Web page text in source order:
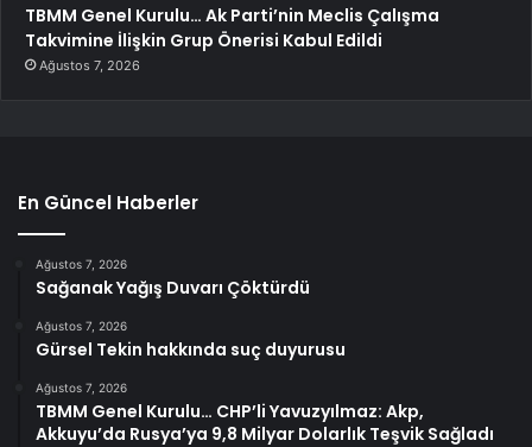
TBMM Genel Kurulu… Ak Parti’nin Meclis Çalışma
Takvimine İlişkin Grup Önerisi Kabul Edildi
Ağustos 7, 2026
En Güncel Haberler
Ağustos 7, 2026
Sağanak Yağış Duvarı Çöktürdü
Ağustos 7, 2026
Gürsel Tekin hakkında suç duyurusu
Ağustos 7, 2026
TBMM Genel Kurulu… CHP’li Yavuzyılmaz: Akp,
Akkuyu’da Rusya’ya 9,8 Milyar Dolarlık Teşvik Sağladı